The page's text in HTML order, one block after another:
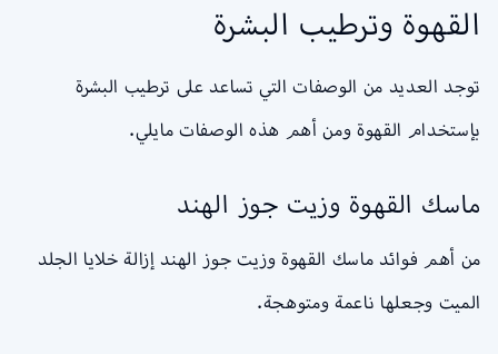
القهوة وترطيب البشرة
توجد العديد من الوصفات التي تساعد على ترطيب البشرة
بإستخدام القهوة ومن أهم هذه الوصفات مايلي.
ماسك القهوة وزيت جوز الهند
من أهم فوائد ماسك القهوة وزيت جوز الهند إزالة خلايا الجلد
الميت وجعلها ناعمة ومتوهجة.